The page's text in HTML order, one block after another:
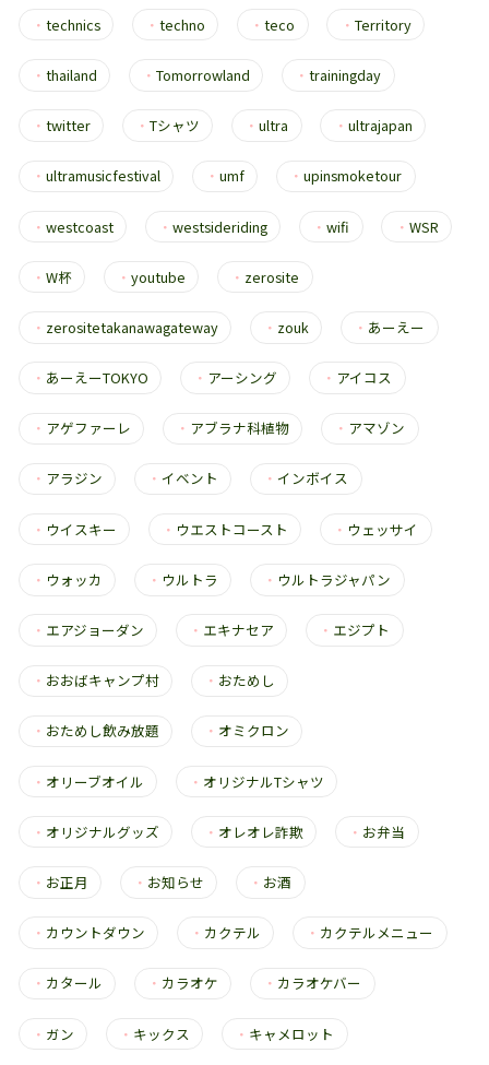
・ technics ・techno ・teco ・ Territory
・ thailand ・Tomorrowland ・trainingday
・ twitter ・Tシャツ ・ultra ・ ultrajapan
・ ultramusicfestival ・umf ・upinsmoketour
・ westcoast ・westsideriding ・wifi ・ WSR
・ W杯 ・youtube ・ zerosite
・ zerositetakanawagateway ・ zouk ・ あーえー
・ あーえーTOKYO ・ アーシング ・ アイコス
・ アゲファーレ ・ アブラナ科植物 ・ アマゾン
・ アラジン ・イベント ・インボイス
・ ウイスキー ・ ウエストコースト ・ ウェッサイ
・ ウォッカ ・ ウルトラ ・ ウルトラジャパン
・ エアジョーダン ・ エキナセア ・ エジプト
・ おおばキャンプ村 ・ おためし
・ おためし飲み放題 ・ オミクロン
・ オリーブオイル ・ オリジナルTシャツ
・ オリジナルグッズ ・ オレオレ詐欺 ・ お弁当
・ お正月 ・ お知らせ ・ お酒
・ カウントダウン ・ カクテル ・ カクテルメニュー
・ カタール ・ カラオケ ・ カラオケバー
・ ガン ・ キックス ・ キャメロット